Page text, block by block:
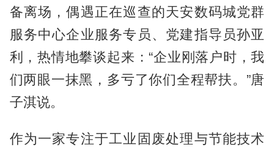
备离场，偶遇正在巡查的天安数码城党群
服务中心企业服务专员、党建指导员孙亚
利，热情地攀谈起来：“企业刚落户时，我
们两眼一抹黑，多亏了你们全程帮扶。”唐
子淇说。
作为一家专注于工业固废处理与节能技术